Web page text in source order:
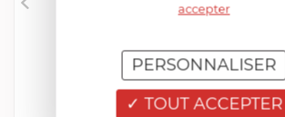
Éplucheur Economique
EN STOCK - ENVOI SOUS 24/48H
11,00 €
accepter
TOUT ACCEPTER
PERSONNALISER